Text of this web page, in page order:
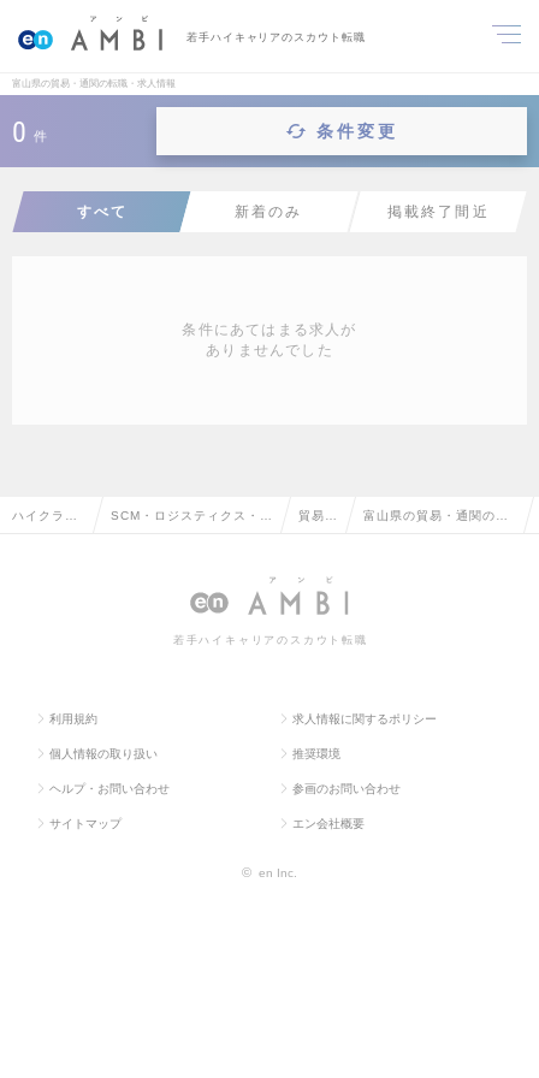
若手ハイキャリアのスカウト転職
富山県の貿易・通関の転職・求人情報
0 件 条件変更
すべて 新着のみ 掲載終了間近
条件にあてはまる求人が
ありませんでした
ハイクラス SCM・ロジスティクス・物 貿易・ 富山県の貿易・通関の転
若手ハイキャリアのスカウト転職
利用規約 求人情報に関するポリシー
個人情報の取り扱い 推奨環境
ヘルプ・お問い合わせ 参画のお問い合わせ
サイトマップ エン会社概要
© en Inc.